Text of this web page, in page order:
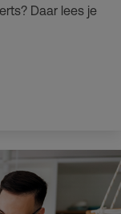
Daar lees je